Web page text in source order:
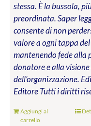
stessa. È la bussola,
preordinata. Saper
consente di non
valore a ogni tappa
mantenendo fede alla
donatore e alla
dell’organizzazione.
EditoreTutti i diritti
Aggiungi al
carrello